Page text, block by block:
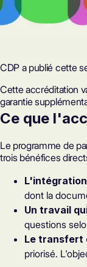
CDP a publié cette
Cette accréditation
garantie
Ce que
Le programme de
trois bénéfices
dont la
Un travail
questions
Le transfert
priorisé.